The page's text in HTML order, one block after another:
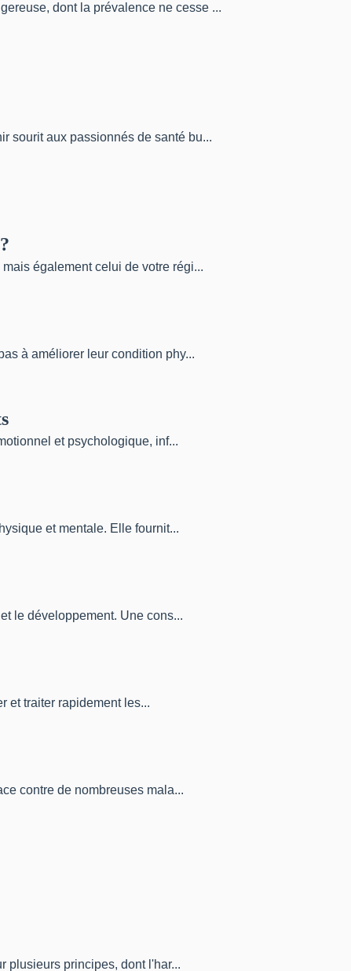
dont la prévalence ne cesse ...
sourit aux passionnés de santé bu...
également celui de votre régi...
à améliorer leur condition phy...
et psychologique, inf...
et mentale. Elle fournit...
le développement. Une cons...
et traiter rapidement les...
contre de nombreuses mala...
plusieurs principes, dont l'har...